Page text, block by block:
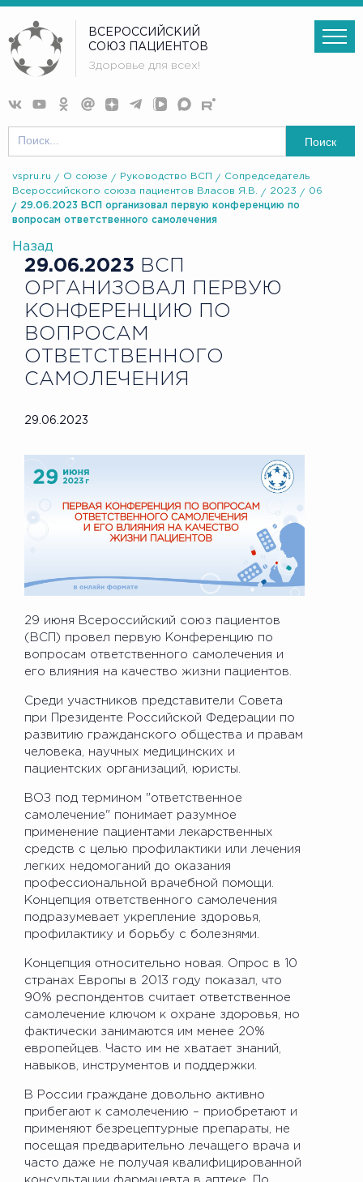
ВСЕРОССИЙСКИЙ
СОЮЗ ПАЦИЕНТОВ
Здоровье для всех!
Поиск
vspru.ru О союзе Руководство ВСП
Сопредседатель
Всероссийского союза пациентов Власов Я.В.
2023
06
29.06.2023 ВСП организовал первую конференцию по
вопросам ответственного самолечения
Назад
29.06.2023 ВСП
ОРГАНИЗОВАЛ ПЕРВУЮ
КОНФЕРЕНЦИЮ ПО
ВОПРОСАМ
ОТВЕТСТВЕННОГО
САМОЛЕЧЕНИЯ
29.06.2023
29 июня Всероссийский союз пациентов
(ВСП) провел первую Конференцию по
вопросам ответственного самолечения и
его влияния на качество жизни пациентов.
Среди участников представители Совета
при Президенте Российской Федерации по
развитию гражданского общества и правам
человека, научных медицинских и
пациентских организаций, юристы.
ВОЗ под термином "ответственное
самолечение" понимает разумное
применение пациентами лекарственных
средств с целью профилактики или лечения
легких недомоганий до оказания
профессиональной врачебной помощи.
Концепция ответственного самолечения
подразумевает укрепление здоровья,
профилактику и борьбу с болезнями.
Концепция относительно новая. Опрос в 10
странах Европы в 2013 году показал, что
90% респондентов считает ответственное
самолечение ключом к охране здоровья, но
фактически занимаются им менее 20%
европейцев. Часто им не хватает знаний,
навыков, инструментов и поддержки.
В России граждане довольно активно
прибегают к самолечению – приобретают и
применяют безрецептурные препараты, не
посещая предварительно лечащего врача и
часто даже не получая квалифицированной
консультации фармацевта в аптеке. По